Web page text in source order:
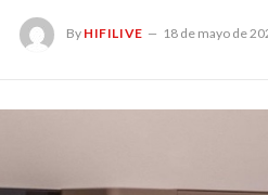
By HIFILIVE 18 de mayo de